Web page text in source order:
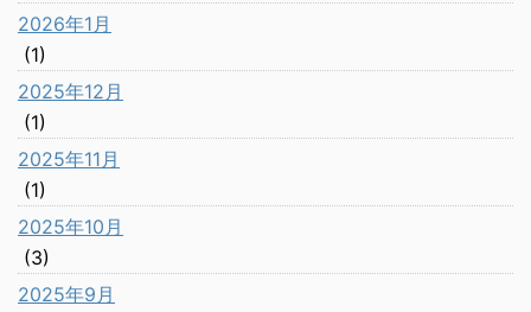
2026年1月
(1)
2025年12月
(1)
2025年11月
(1)
2025年10月
(3)
2025年9月